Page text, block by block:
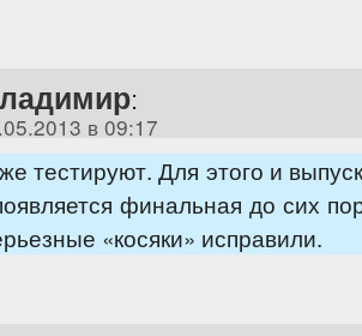
:
в 09:17
тестируют. Для этого и
финальная до сих
«косяки» исправили.